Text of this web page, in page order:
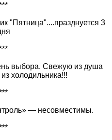
"Пятница"....празднуется 3
выбора. Свежую из душа
холодильника!!!
— несовместимы.